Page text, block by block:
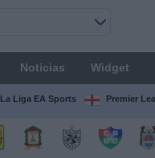
Noticias Widget
La Liga EA Sports Premier